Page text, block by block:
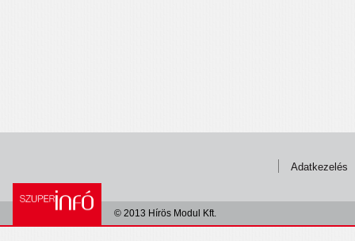
Adatkezelés
© 2013 Hírös Modul Kft.